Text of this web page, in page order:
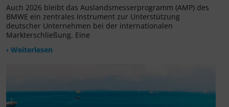
Auch 2026 bleibt das Auslandsmesserprogramm (AMP) des
BMWE ein zentrales Instrument zur Unterstützung
deutscher Unternehmen bei der internationalen
Markterschließung. Eine
› Weiterlesen